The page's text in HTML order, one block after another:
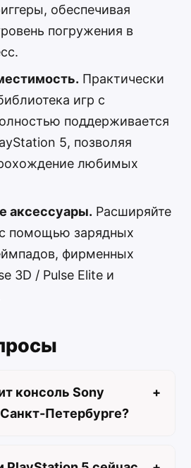
обеспечивая
погружения в
Практически
игр с
поддерживается
5, позволяя
любимых
аксессуары. Расширяйте
помощью зарядных
фирменных
3D / Pulse Elite и
консоль Sony
Петербурге?
+